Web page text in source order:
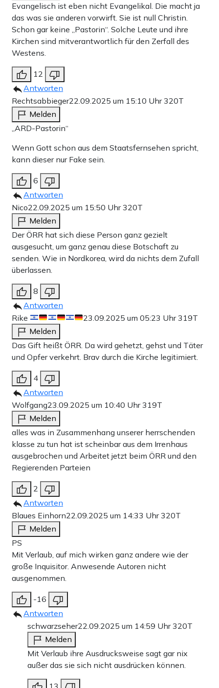
Evangelisch ist eben nicht Evangelikal. Die macht ja
das was sie anderen vorwirft. Sie ist null Christin.
Schon gar keine „Pastorin“. Solche Leute und ihre
Kirchen sind mitverantwortlich für den Zerfall des
Westens.
12
Antworten
Rechtsabbieger22.09.2025 um 15:10 Uhr320T
Melden
„ARD-Pastorin“
Wenn Gott schon aus dem Staatsfernsehen spricht,
kann dieser nur Fake sein.
6
Antworten
Nico22.09.2025 um 15:50 Uhr320T
Melden
Der ÖRR hat sich diese Person ganz gezielt
ausgesucht, um ganz genau diese Botschaft zu
senden. Wie in Nordkorea, wird da nichts dem Zufall
überlassen.
8
Antworten
Rike
23.09.2025 um 05:23 Uhr319T
Melden
Das Gift heißt ÖRR. Da wird gehetzt, gehst und Täter
und Opfer verkehrt. Brav durch die Kirche legitimiert.
4
Antworten
Wolfgang23.09.2025 um 10:40 Uhr319T
Melden
alles was in Zusammenhang unserer herrschenden
klasse zu tun hat ist scheinbar aus dem Irrenhaus
ausgebrochen und Arbeitet jetzt beim ÖRR und den
Regierenden Parteien
2
Antworten
Blaues Einhorn22.09.2025 um 14:33 Uhr320T
Melden
PS
Mit Verlaub, auf mich wirken ganz andere wie der
große Inquisitor. Anwesende Autoren nicht
ausgenommen.
-16
Antworten
schwarzseher22.09.2025 um 14:59 Uhr320T
Melden
Mit Verlaub ihre Ausdrucksweise sagt gar nix
außer das sie sich nicht ausdrücken können.
13